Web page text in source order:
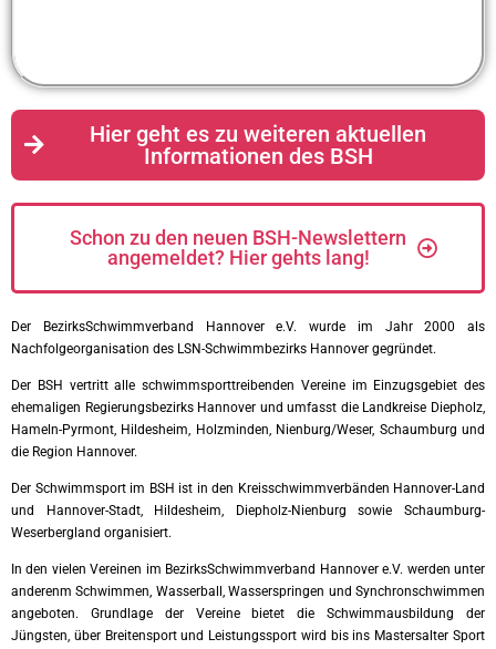
Hier geht es zu weiteren aktuellen
Informationen des BSH
Schon zu den neuen BSH-Newslettern
angemeldet? Hier gehts lang!
Der BezirksSchwimmverband Hannover e.V. wurde im Jahr 2000 als
Nachfolgeorganisation des LSN-Schwimmbezirks Hannover gegründet.
Der BSH vertritt alle schwimmsporttreibenden Vereine im Einzugsgebiet des
ehemaligen Regierungsbezirks Hannover und umfasst die Landkreise Diepholz,
Hameln-Pyrmont, Hildesheim, Holzminden, Nienburg/Weser, Schaumburg und
die Region Hannover.
Der Schwimmsport im BSH ist in den Kreisschwimmverbänden Hannover-Land
und Hannover-Stadt, Hildesheim, Diepholz-Nienburg sowie Schaumburg-
Weserbergland organisiert.
In den vielen Vereinen im BezirksSchwimmverband Hannover e.V. werden unter
anderenm Schwimmen, Wasserball, Wasserspringen und Synchronschwimmen
angeboten. Grundlage der Vereine bietet die Schwimmausbildung der
Jüngsten, über Breitensport und Leistungssport wird bis ins Mastersalter Sport